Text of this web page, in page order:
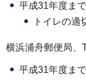
平成31年度ま
トイレの適
横浜浦舟郵便局、
平成31年度ま